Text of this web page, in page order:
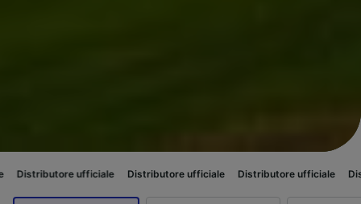
ufficiale Distributore ufficiale Distributore ufficiale Distributore